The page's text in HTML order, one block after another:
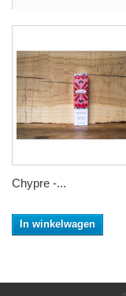
Chypre -...
In winkelwagen